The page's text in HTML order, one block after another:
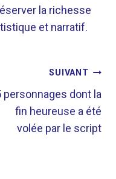
la richesse
et narratif.
SUIVANT
personnages dont la
fin heureuse a été
volée par le script